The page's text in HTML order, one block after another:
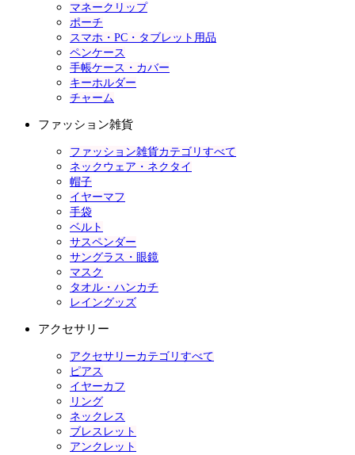
マネークリップ
ポーチ
スマホ・PC・タブレット用品
ペンケース
手帳ケース・カバー
キーホルダー
チャーム
ファッション雑貨
ファッション雑貨カテゴリすべて
ネックウェア・ネクタイ
帽子
イヤーマフ
手袋
ベルト
サスペンダー
サングラス・眼鏡
マスク
タオル・ハンカチ
レイングッズ
アクセサリー
アクセサリーカテゴリすべて
ピアス
イヤーカフ
リング
ネックレス
ブレスレット
アンクレット